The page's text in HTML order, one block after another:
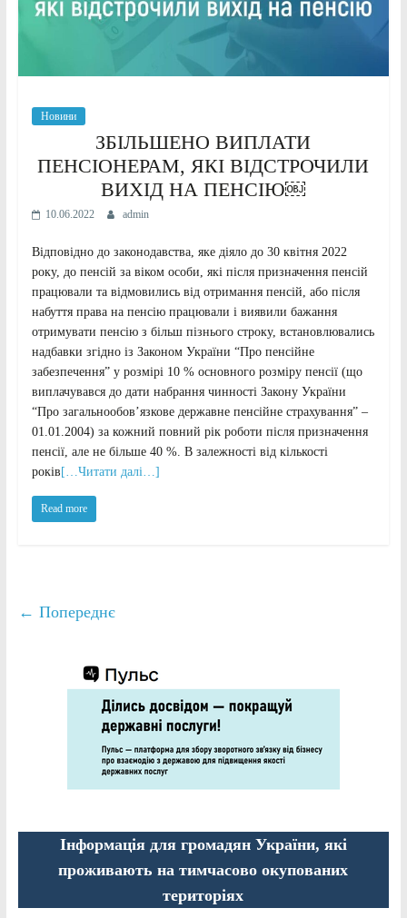
Новини
ЗБІЛЬШЕНО ВИПЛАТИ
ПЕНСІОНЕРАМ, ЯКІ ВІДСТРОЧИЛИ
ВИХІД НА ПЕНСІЮ￼
10.06.2022 admin
Відповідно до законодавства, яке діяло до 30 квітня 2022
року, до пенсій за віком особи, які після призначення пенсій
працювали та відмовились від отримання пенсій, або після
набуття права на пенсію працювали і виявили бажання
отримувати пенсію з більш пізнього строку, встановлювались
надбавки згідно із Законом України “Про пенсійне
забезпечення” у розмірі 10 % основного розміру пенсії (що
виплачувався до дати набрання чинності Закону України
“Про загальнообов’язкове державне пенсійне страхування” –
01.01.2004) за кожний повний рік роботи після призначення
пенсії, але не більше 40 %. В залежності від кількості
років […Читати далі…]
Read more
← Попереднє
Інформація для громадян України, які
проживають на тимчасово окупованих
територіях